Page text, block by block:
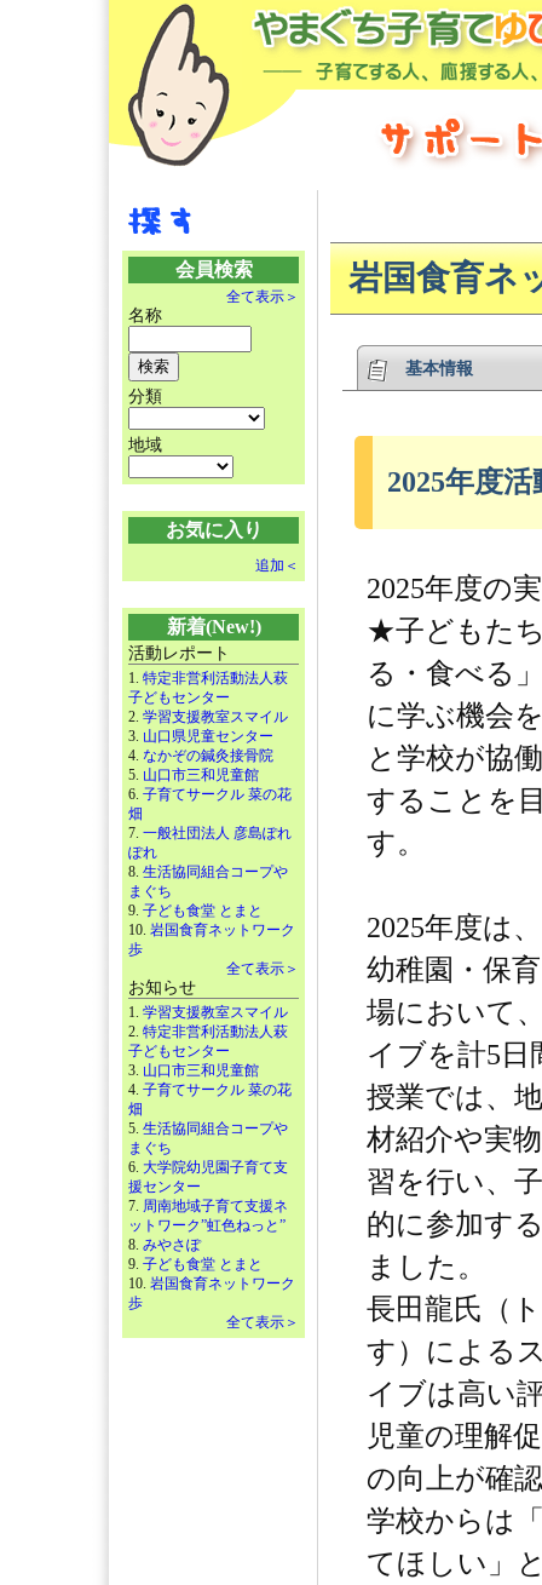
会員検索
全て表示＞
名称
分類
地域
お気に入り
追加＜
新着(New!)
活動レポート
1. 特定非営利活動法人萩
子どもセンター
2. 学習支援教室スマイル
3. 山口県児童センター
4. なかぞの鍼灸接骨院
5. 山口市三和児童館
6. 子育てサークル 菜の花
畑
7. 一般社団法人 彦島ぽれ
ぽれ
8. 生活協同組合コープや
まぐち
9. 子ども食堂 とまと
10. 岩国食育ネットワーク
歩
全て表示＞
お知らせ
1. 学習支援教室スマイル
2. 特定非営利活動法人萩
子どもセンター
3. 山口市三和児童館
4. 子育てサークル 菜の花
畑
5. 生活協同組合コープや
まぐち
6. 大学院幼児園子育て支
援センター
7. 周南地域子育て支援ネ
ットワーク”虹色ねっと”
8. みやさぽ
9. 子ども食堂 とまと
10. 岩国食育ネットワーク
歩
全て表示＞
岩国食育ネ
基本情報
2025年度活
2025年度の
★子どもた
る・食べる
に学ぶ機会
と学校が協
することを
す。
2025年度は
幼稚園・保
場において
イブを計5日
授業では、
材紹介や実
習を行い、
的に参加す
ました。
長田龍氏（
す）による
イブは高い
児童の理解
の向上が確
学校からは
てほしい」